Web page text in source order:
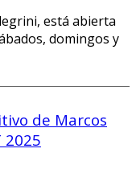
está abierta
domingos y
de Marcos
2025